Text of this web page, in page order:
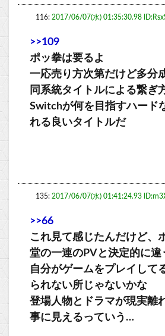
116: 2017/06/07(水) 01:35:30.98
>>109
ポッ拳は要るよ
一応売り方次第だけど多分
同系統タイトルによる繋ぎ
Switchが何を目指すハード
れる良いタイトルだ
135: 2017/06/07(水) 01:41:24.93
>>66
これ見て感じたんだけど、
堂の一連のPVと決定的に違
自分がゲームをプレイして
られない所じゃないかな
登場人物とドラマが現実離
事に見えるっていう…